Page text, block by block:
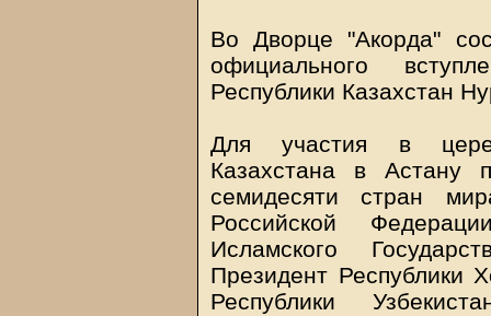
Во Дворце "Акорда"
официального
Республики Казахстан
Для участия в
Казахстана в Астану
семидесяти стран
Российской
Исламского
Президент Республики
Республики